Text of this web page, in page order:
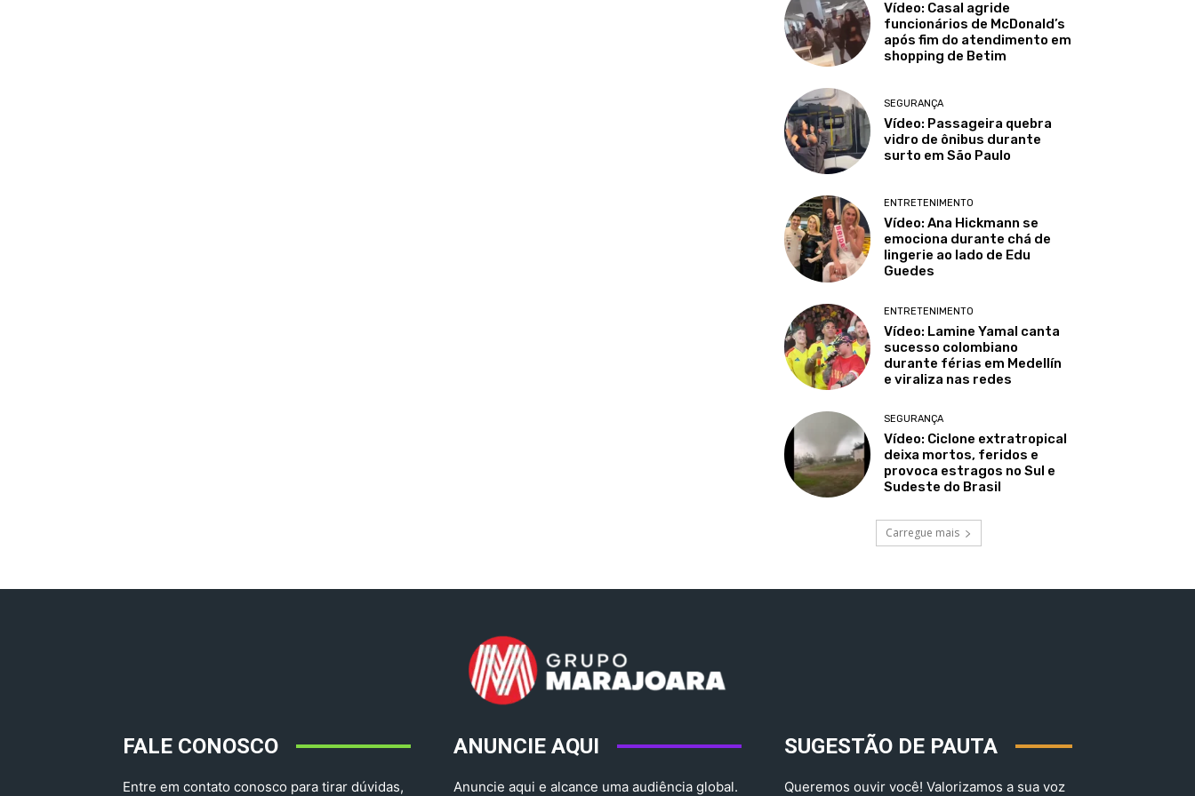
Vídeo: Casal agride
funcionários de McDonald’s
após fim do atendimento em
shopping de Betim
SEGURANÇA
Vídeo: Passageira quebra
vidro de ônibus durante
surto em São Paulo
ENTRETENIMENTO
Vídeo: Ana Hickmann se
emociona durante chá de
lingerie ao lado de Edu
Guedes
ENTRETENIMENTO
Vídeo: Lamine Yamal canta
sucesso colombiano
durante férias em Medellín
e viraliza nas redes
SEGURANÇA
Vídeo: Ciclone extratropical
deixa mortos, feridos e
provoca estragos no Sul e
Sudeste do Brasil
Carregue mais
FALE CONOSCO
Entre em contato conosco para tirar dúvidas,
ANUNCIE AQUI
Anuncie aqui e alcance uma audiência global.
SUGESTÃO DE PAUTA
Queremos ouvir você! Valorizamos a sua voz